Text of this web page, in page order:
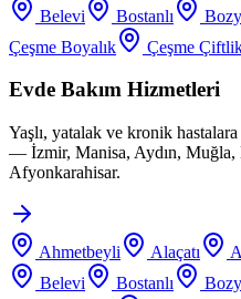
Belevi
Bostanlı
Çeşme Boyalık
Çeşme
Evde Bakım Hizmetleri
Yaşlı, yatalak ve kronik
— İzmir, Manisa, Aydın, Muğla,
Afyonkarahisar.
Ahmetbeyli Alaçatı
Belevi
Bostanlı